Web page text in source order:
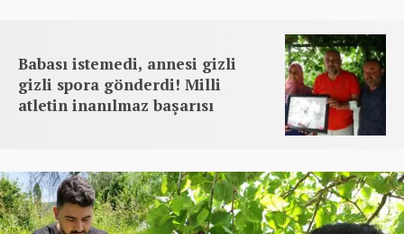
Babası istemedi, annesi gizli
gizli spora gönderdi! Milli
atletin inanılmaz başarısı